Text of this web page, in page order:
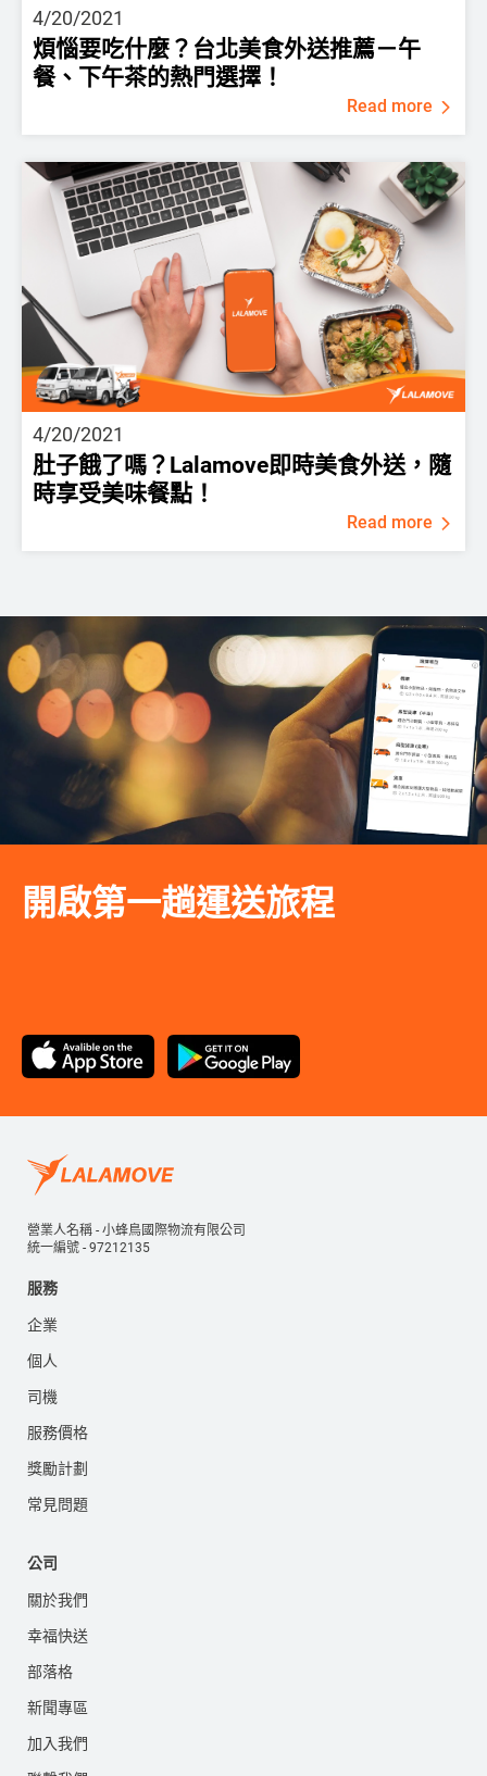
4/20/2021
煩惱要吃什麼？台北美食外送推薦－午
餐、下午茶的熱門選擇！
Read more
4/20/2021
肚子餓了嗎？Lalamove即時美食外送，隨
時享受美味餐點！
Read more
開啟第一趟運送旅程
營業人名稱 - 小蜂鳥國際物流有限公司
統一編號 - 97212135
服務
企業
個人
司機
服務價格
獎勵計劃
常見問題
公司
關於我們
幸福快送
部落格
新聞專區
加入我們